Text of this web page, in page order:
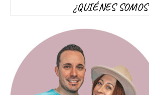
¿QUIÉNES